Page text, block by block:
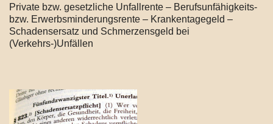
Private bzw. gesetzliche Unfallrente – Berufsunfähigkeits-
bzw. Erwerbsminderungsrente – Krankentagegeld –
Schadensersatz und Schmerzensgeld bei
(Verkehrs-)Unfällen